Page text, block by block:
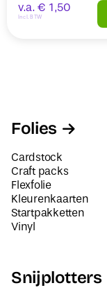
v.a. € 1,50
Incl. BTW
Folies
Cardstock
Craft packs
Flexfolie
Kleurenkaarten
Startpakketten
Vinyl
Snijplotters